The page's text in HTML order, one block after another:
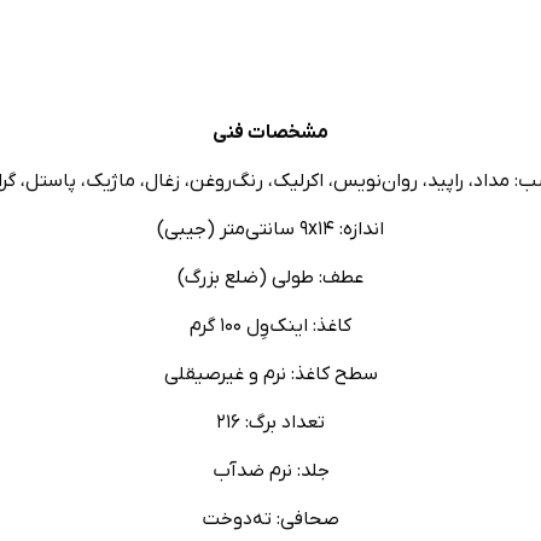
مشخصات فنی
مداد،‌ راپید، روان‌نویس، اکرلیک،‌ رنگ‌روغن، زغال، ماژیک، پاستل،
اندازه: ۹x۱۴ سانتی‌متر (جیبی)
عطف: طولی (ضلع بزرگ)
کاغذ: اینک‌وِل ۱۰۰ گرم
سطح کاغذ: نرم و غیرصیقلی
تعداد برگ: ۲۱۶
جلد: نرم ضدآب
صحافی: ته‌دوخت